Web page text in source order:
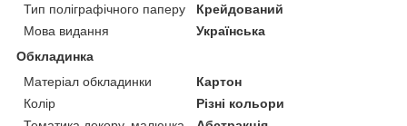
Тип поліграфічного паперу
Крейдований
Мова видання
Українська
Обкладинка
Матеріал обкладинки
Картон
Колір
Різні кольори